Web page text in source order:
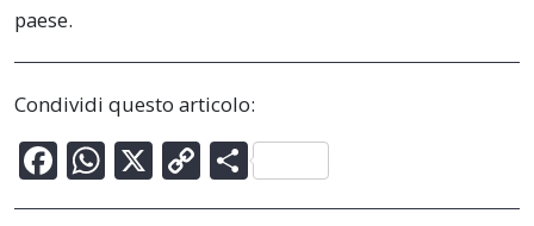
paese.
Condividi questo articolo:
F
ac
W
h
X C
o
C
o